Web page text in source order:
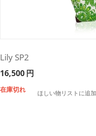
Lily SP2
16,500円
在庫切れ ほしい物リストに追加